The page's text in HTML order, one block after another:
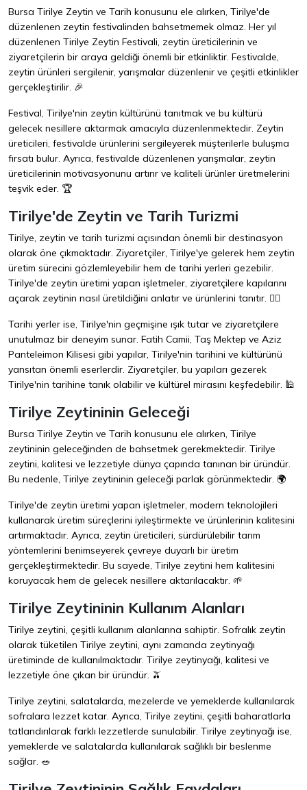
Bursa Tirilye Zeytin ve Tarih konusunu ele alırken, Tirilye'de
düzenlenen zeytin festivalinden bahsetmemek olmaz. Her yıl
düzenlenen Tirilye Zeytin Festivali, zeytin üreticilerinin ve
ziyaretçilerin bir araya geldiği önemli bir etkinliktir. Festivalde,
zeytin ürünleri sergilenir, yarışmalar düzenlenir ve çeşitli etkinlikler
gerçekleştirilir. 🎉
Festival, Tirilye'nin zeytin kültürünü tanıtmak ve bu kültürü
gelecek nesillere aktarmak amacıyla düzenlenmektedir. Zeytin
üreticileri, festivalde ürünlerini sergileyerek müşterilerle buluşma
fırsatı bulur. Ayrıca, festivalde düzenlenen yarışmalar, zeytin
üreticilerinin motivasyonunu artırır ve kaliteli ürünler üretmelerini
teşvik eder. 🏆
Tirilye'de Zeytin ve Tarih Turizmi
Tirilye, zeytin ve tarih turizmi açısından önemli bir destinasyon
olarak öne çıkmaktadır. Ziyaretçiler, Tirilye'ye gelerek hem zeytin
üretim sürecini gözlemleyebilir hem de tarihi yerleri gezebilir.
Tirilye'de zeytin üretimi yapan işletmeler, ziyaretçilere kapılarını
açarak zeytinin nasıl üretildiğini anlatır ve ürünlerini tanıtır. 🚶‍♂️
Tarihi yerler ise, Tirilye'nin geçmişine ışık tutar ve ziyaretçilere
unutulmaz bir deneyim sunar. Fatih Camii, Taş Mektep ve Aziz
Panteleimon Kilisesi gibi yapılar, Tirilye'nin tarihini ve kültürünü
yansıtan önemli eserlerdir. Ziyaretçiler, bu yapıları gezerek
Tirilye'nin tarihine tanık olabilir ve kültürel mirasını keşfedebilir. 🕌
Tirilye Zeytininin Geleceği
Bursa Tirilye Zeytin ve Tarih konusunu ele alırken, Tirilye
zeytininin geleceğinden de bahsetmek gerekmektedir. Tirilye
zeytini, kalitesi ve lezzetiyle dünya çapında tanınan bir üründür.
Bu nedenle, Tirilye zeytininin geleceği parlak görünmektedir. 🌍
Tirilye'de zeytin üretimi yapan işletmeler, modern teknolojileri
kullanarak üretim süreçlerini iyileştirmekte ve ürünlerinin kalitesini
artırmaktadır. Ayrıca, zeytin üreticileri, sürdürülebilir tarım
yöntemlerini benimseyerek çevreye duyarlı bir üretim
gerçekleştirmektedir. Bu sayede, Tirilye zeytini hem kalitesini
koruyacak hem de gelecek nesillere aktarılacaktır. 🌱
Tirilye Zeytininin Kullanım Alanları
Tirilye zeytini, çeşitli kullanım alanlarına sahiptir. Sofralık zeytin
olarak tüketilen Tirilye zeytini, aynı zamanda zeytinyağı
üretiminde de kullanılmaktadır. Tirilye zeytinyağı, kalitesi ve
lezzetiyle öne çıkan bir üründür. 🫒
Tirilye zeytini, salatalarda, mezelerde ve yemeklerde kullanılarak
sofralara lezzet katar. Ayrıca, Tirilye zeytini, çeşitli baharatlarla
tatlandırılarak farklı lezzetlerde sunulabilir. Tirilye zeytinyağı ise,
yemeklerde ve salatalarda kullanılarak sağlıklı bir beslenme
sağlar. 🥗